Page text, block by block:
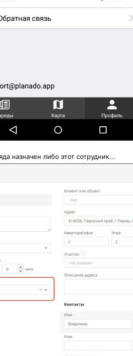
назначен либо этот сотрудник...